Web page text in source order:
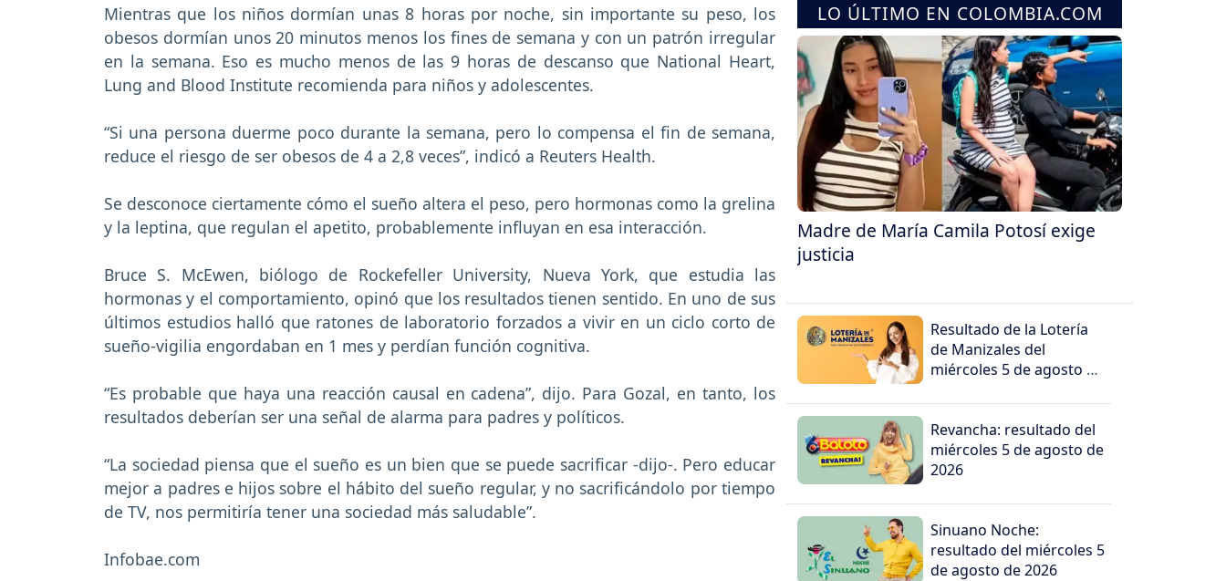
Mientras que los niños dormían unas 8 horas por noche, sin importante su peso, los
obesos dormían unos 20 minutos menos los fines de semana y con un patrón irregular
en la semana. Eso es mucho menos de las 9 horas de descanso que National Heart,
Lung and Blood Institute recomienda para niños y adolescentes.
“Si una persona duerme poco durante la semana, pero lo compensa el fin de semana,
reduce el riesgo de ser obesos de 4 a 2,8 veces”, indicó a Reuters Health.
Se desconoce ciertamente cómo el sueño altera el peso, pero hormonas como la grelina
y la leptina, que regulan el apetito, probablemente influyan en esa interacción.
Bruce S. McEwen, biólogo de Rockefeller University, Nueva York, que estudia las
hormonas y el comportamiento, opinó que los resultados tienen sentido. En uno de sus
últimos estudios halló que ratones de laboratorio forzados a vivir en un ciclo corto de
sueño-vigilia engordaban en 1 mes y perdían función cognitiva.
“Es probable que haya una reacción causal en cadena”, dijo. Para Gozal, en tanto, los
resultados deberían ser una señal de alarma para padres y políticos.
“La sociedad piensa que el sueño es un bien que se puede sacrificar -dijo-. Pero educar
mejor a padres e hijos sobre el hábito del sueño regular, y no sacrificándolo por tiempo
de TV, nos permitiría tener una sociedad más saludable”.
Infobae.com
LO ÚLTIMO EN COLOMBIA.COM
Madre de María Camila Potosí exige
justicia
Resultado de la Lotería
de Manizales del
miércoles 5 de agosto de
Revancha: resultado del
miércoles 5 de agosto de
2026
Sinuano Noche:
resultado del miércoles 5
de agosto de 2026